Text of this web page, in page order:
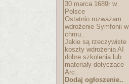
30 marca 1689r w
Polsce
Ostatnio rozważam
wdrożenie Symfonii w
chmu..
Jakie są rzeczywiste
koszty wdrożenia AI
dobre szkolenia lub
materiały dotyczące
Arc..
Dodaj ogłoszenie..